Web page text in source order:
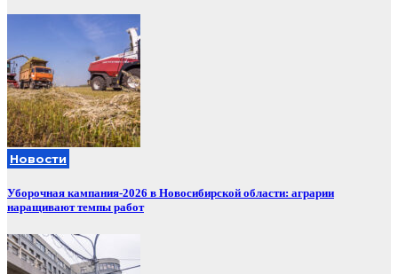
Новости
Уборочная кампания‑2026 в Новосибирской области: аграрии
наращивают темпы работ